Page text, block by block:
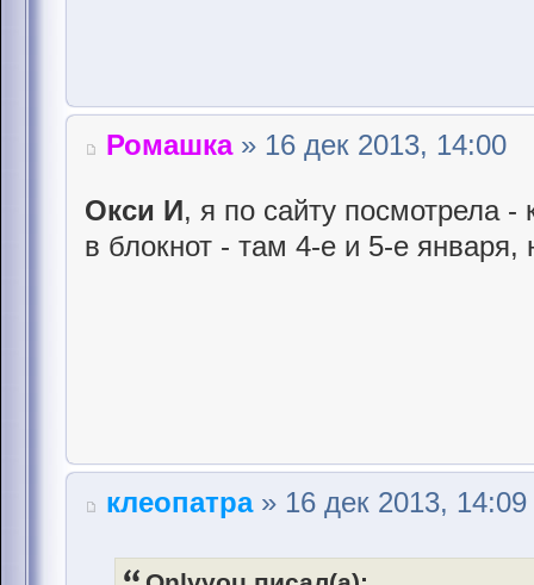
Ромашка» 16 дек 2013, 14:00
Окси И, я по сайту посмотрела -
в блокнот - там 4-е и 5-е
клеопатра» 16 дек 2013, 14:09